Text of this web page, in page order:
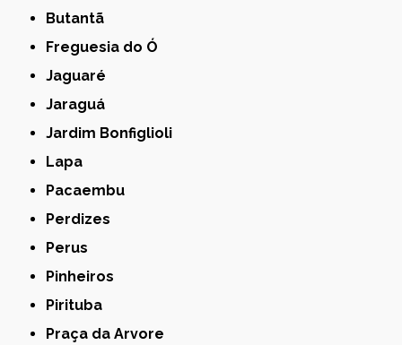
Butantã
Freguesia do Ó
Jaguaré
Jaraguá
Jardim Bonfiglioli
Lapa
Pacaembu
Perdizes
Perus
Pinheiros
Pirituba
Praça da Arvore